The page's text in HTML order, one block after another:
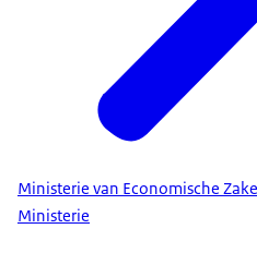
Ministerie van Economische
Ministerie